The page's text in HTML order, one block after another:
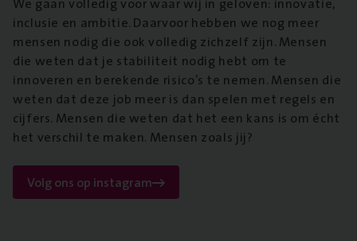
inclusie en ambitie. Daarvoor hebben we nog meer
mensen nodig die ook volledig zichzelf zijn. Mensen
die weten dat je stabiliteit nodig hebt om te
innoveren en berekende risico’s te nemen. Mensen die
weten dat deze job meer is dan spelen met regels en
cijfers. Mensen die weten dat het een kans is om écht
het verschil te maken. Mensen zoals jij?
Volg ons op instagram